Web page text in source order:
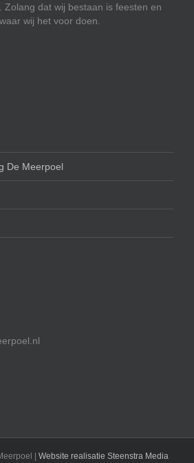
Zolang dat wij bestaan is feesten en
wij het voor doen.
De Meerpoel
| Website realisatie Steenstra Media